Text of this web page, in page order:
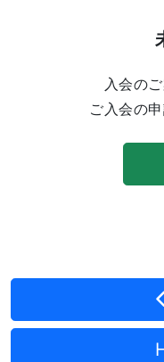
入会の
ご入会の